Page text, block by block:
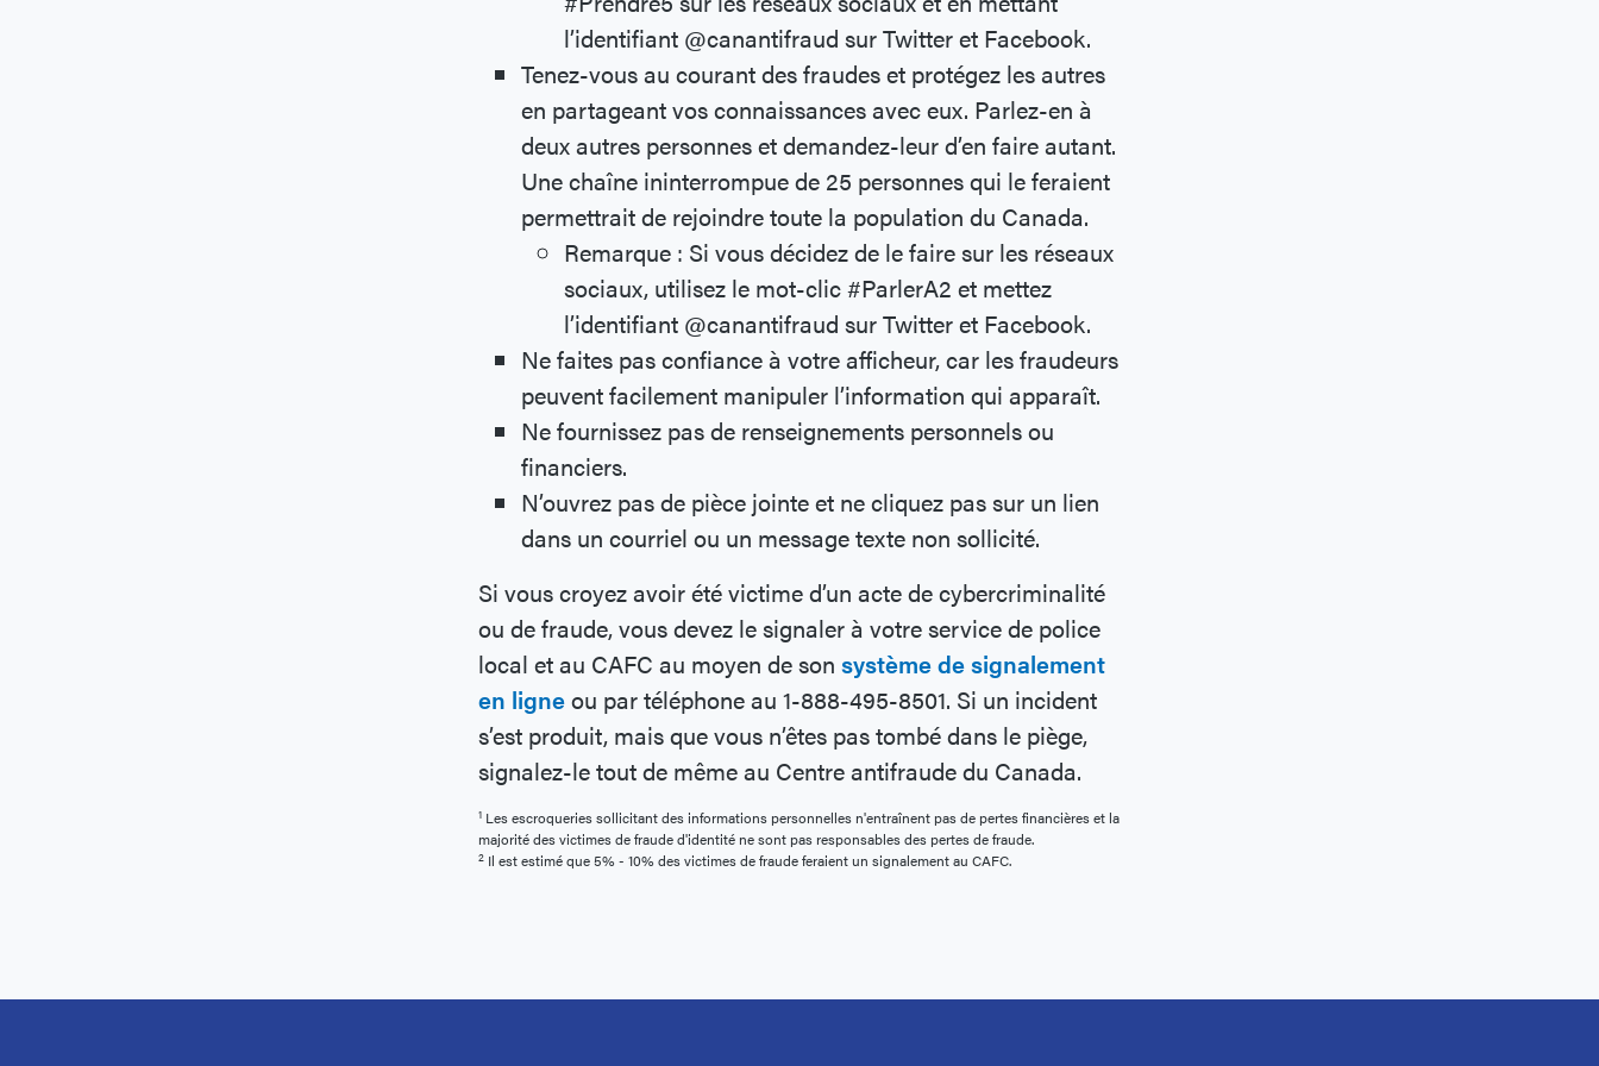
l’identifiant @canantifraud sur Twitter et Facebook.
Tenez-vous au courant des fraudes et protégez les autres
en partageant vos connaissances avec eux. Parlez-en à
deux autres personnes et demandez-leur d’en faire autant.
Une chaîne ininterrompue de 25 personnes qui le feraient
permettrait de rejoindre toute la population du Canada.
Remarque : Si vous décidez de le faire sur les réseaux
sociaux, utilisez le mot-clic #ParlerA2 et mettez
l’identifiant @canantifraud sur Twitter et Facebook.
Ne faites pas confiance à votre afficheur, car les fraudeurs
peuvent facilement manipuler l’information qui apparaît.
Ne fournissez pas de renseignements personnels ou
financiers.
N’ouvrez pas de pièce jointe et ne cliquez pas sur un lien
dans un courriel ou un message texte non sollicité.
Si vous croyez avoir été victime d’un acte de cybercriminalité
ou de fraude, vous devez le signaler à votre service de police
local et au CAFC au moyen de son système de signalement
en ligneou par téléphone au 1-888-495-8501. Si un incident
s’est produit, mais que vous n’êtes pas tombé dans le piège,
signalez-le tout de même au Centre antifraude du Canada.
1 Les escroqueries sollicitant des informations personnelles n'entraînent pas de pertes financières et la
majorité des victimes de fraude d'identité ne sont pas responsables des pertes de fraude.
2 Il est estimé que 5% - 10% des victimes de fraude feraient un signalement au CAFC.